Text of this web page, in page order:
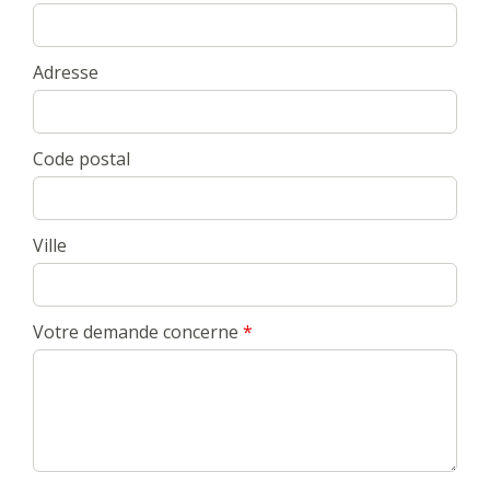
Adresse
Code postal
Ville
Votre demande concerne *